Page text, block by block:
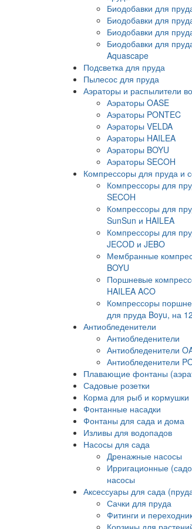
Биодобавки для
Биодобавки для
Биодобавки для
Биодобавки для
Aquascape
Подсветка для пруда
Пылесос для пруда
Аэраторы и распылители
Аэраторы OASE
Аэраторы PONTEC
Аэраторы VELDA
Аэраторы HAILEA
Аэраторы BOYU
Аэраторы SECOH
Компрессоры для пруда и
Компрессоры для
SECOH
Компрессоры для
SunSun и HAILEA
Компрессоры для
JECOD и JEBO
Мембранные
BOYU
Поршневые
HAILEA ACO
Компрессоры
для пруда Boyu, на
Антиобледенители
Антиобледенители
Антиобледенители
Антиобледенители
Плавающие фонтаны
Садовые розетки
Корма для рыб и кормушки
Фонтанные насадки
Фонтаны для сада и дома
Изливы для водопадов
Насосы для сада
Дренажные насосы
Ирригационные
насосы
Аксессуары для сада
Сачки для пруда
Фитинги и
Корзины для